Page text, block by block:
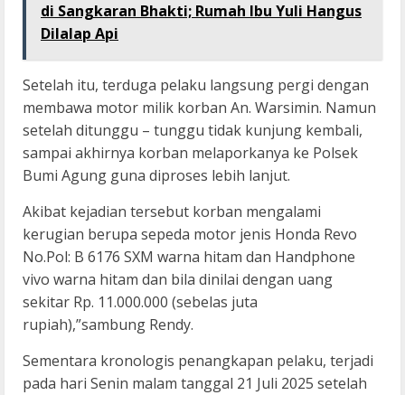
di Sangkaran Bhakti; Rumah Ibu Yuli Hangus
Dilalap Api
Setelah itu, terduga pelaku langsung pergi dengan
membawa motor milik korban An. Warsimin. Namun
setelah ditunggu – tunggu tidak kunjung kembali,
sampai akhirnya korban melaporkanya ke Polsek
Bumi Agung guna diproses lebih lanjut.
Akibat kejadian tersebut korban mengalami
kerugian berupa sepeda motor jenis Honda Revo
No.Pol: B 6176 SXM warna hitam dan Handphone
vivo warna hitam dan bila dinilai dengan uang
sekitar Rp. 11.000.000 (sebelas juta
rupiah),”sambung Rendy.
Sementara kronologis penangkapan pelaku, terjadi
pada hari Senin malam tanggal 21 Juli 2025 setelah